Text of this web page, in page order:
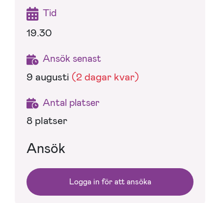
Tid
19.30
Ansök senast
9 augusti (2 dagar kvar)
Antal platser
8 platser
Ansök
Logga in för att ansöka